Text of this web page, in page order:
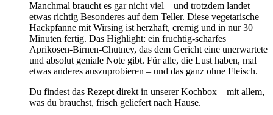
Manchmal braucht es gar nicht viel – und trotzdem landet
etwas richtig Besonderes auf dem Teller. Diese vegetarische
Hackpfanne mit Wirsing ist herzhaft, cremig und in nur 30
Minuten fertig. Das Highlight: ein fruchtig-scharfes
Aprikosen-Birnen-Chutney, das dem Gericht eine unerwartete
und absolut geniale Note gibt. Für alle, die Lust haben, mal
etwas anderes auszuprobieren – und das ganz ohne Fleisch.
Du findest das Rezept direkt in unserer Kochbox – mit allem,
was du brauchst, frisch geliefert nach Hause.